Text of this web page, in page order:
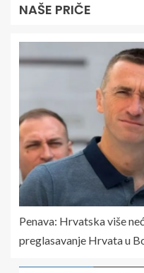
NAŠE PRIČE
Penava: Hrvatska više
preglasavanje Hrvata u